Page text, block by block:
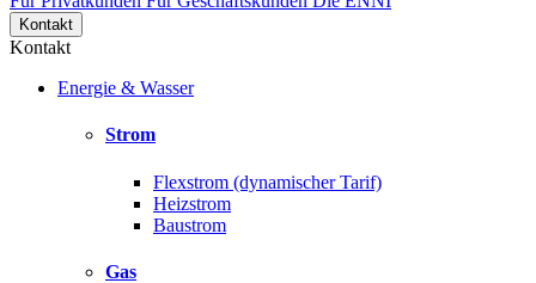
Kontakt
Kontakt
Energie & Wasser
Strom
Flexstrom (dynamischer Tarif)
Heizstrom
Baustrom
Gas